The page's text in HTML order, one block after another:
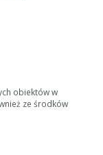
obiektów w
ze środków